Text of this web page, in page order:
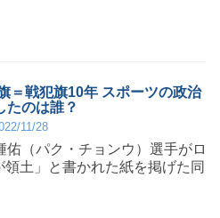
＝戦犯旗10年 スポーツの政治
たのは誰？
11/28
佑（パク・チョンウ）選手がロ
土」と書かれた紙を掲げた同